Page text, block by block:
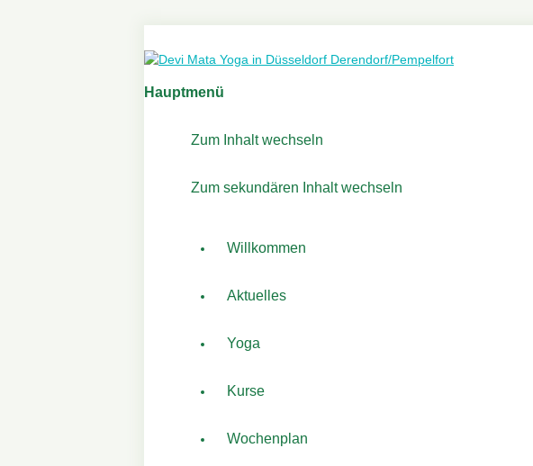
Hauptmenü
Zum Inhalt wechseln
Zum sekundären Inhalt wechseln
Willkommen
Aktuelles
Yoga
Kurse
Wochenplan